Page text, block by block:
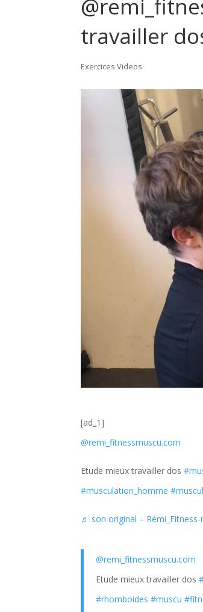
travailler
Exercices Videos
[ad_1]
@remi_fitnessmuscu.com
Etude mieux travailler dos
#musculation_homme
♬ son original – Rémi_Fitness-
@remi_fitnessmuscu.com
Etude mieux travailler dos
#rhomboides #muscu